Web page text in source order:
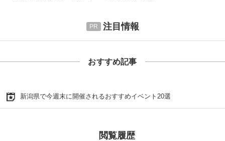
注目情報
おすすめ記事
新潟県で今週末に開催されるおすすめイベント20選
閲覧履歴